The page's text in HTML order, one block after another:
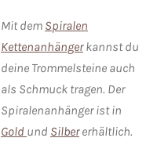
Mit dem Spiralen
Kettenanhängerkannst du
deine Trommelsteine auch
als Schmuck tragen. Der
Spiralenanhänger ist in
Gold und Silbererhältlich.